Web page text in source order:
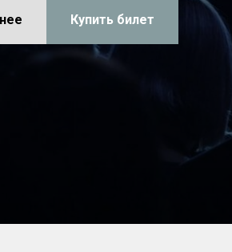
Купить билет